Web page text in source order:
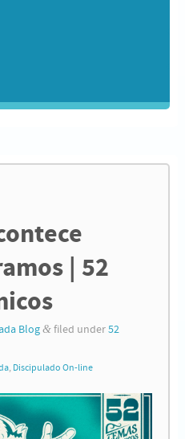
| 52
Blog &filed under52
, Discipulado On-line